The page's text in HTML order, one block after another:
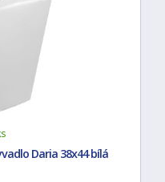
Daria 38x44 bílá